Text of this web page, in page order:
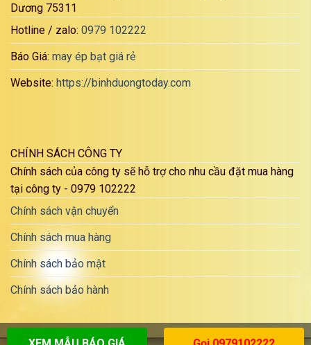
Dương 75311
Hotline / zalo: 0979 102222
Báo Giá: may ép bạt giá rẻ
Website: https://binhduongtoday.com
CHÍNH SÁCH CÔNG TY
Chính sách của công ty sẽ hỗ trợ cho nhu cầu đặt mua hàng
tại công ty - 0979 102222
Chính sách vận chuyển
Chính sách mua hàng
Chính sách bảo mật
Chính sách bảo hành